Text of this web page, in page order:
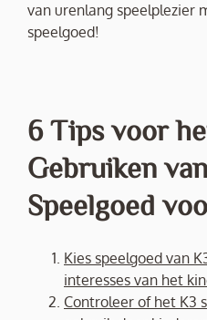
van urenlang speelplezier
speelgoed!
6 Tips voor
Gebruiken
Speelgoed
Kies speelgoed van
interesses van het
Controleer of het K3